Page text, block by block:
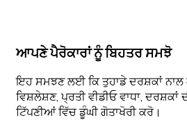
ਆਪਣੇ ਪੈਰੋਕਾਰਾਂ ਨੂੰ ਬਿਹਤਰ ਸਮਝੋ
ਇਹ ਸਮਝਣ ਲਈ ਕਿ ਤੁਹਾਡੇ ਦਰਸ਼ਕਾਂ
ਵਿਸ਼ਲੇਸ਼ਣ, ਪ੍ਰਤੀ ਵੀਡੀਓ ਵਾਧਾ, ਦਰਸ਼ਕਾਂ
ਟਿੱਪਣੀਆਂ ਵਿੱਚ ਡੂੰਘੀ ਗੋਤਾਖੋਰੀ ਕਰੋ।